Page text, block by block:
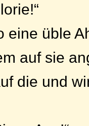
eine üble
auf sie
die und